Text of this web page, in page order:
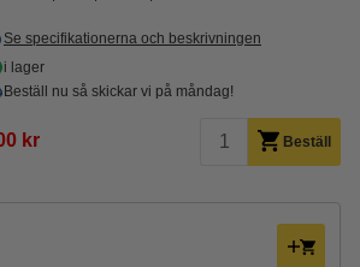
Se specifikationerna och beskrivningen
i lager
Beställ nu så skickar vi på måndag!
kr Beställ